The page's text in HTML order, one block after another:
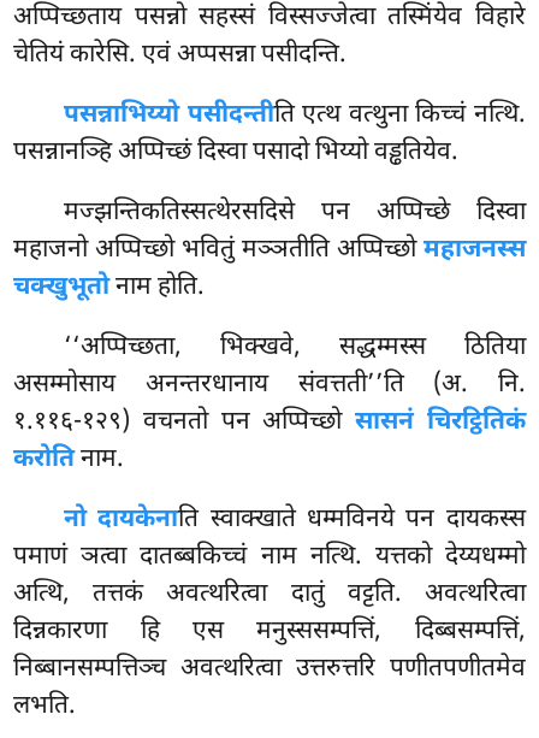
अप्पिच्छताय पसन्नो सहस्सं विस्सज्जेत्वा तस्मिंयेव विहारे
चेतियं कारेसि. एवं अप्पसन्ना पसीदन्ति.
पसन्नाभिय्यो पसीदन्तीति एत्थ वत्थुना किच्चं नत्थि.
पसन्नानञ्हि अप्पिच्छं दिस्वा पसादो भिय्यो वड्ढतियेव.
मज्झन्तिकतिस्सत्थेरसदिसे पन अप्पिच्छे दिस्वा
महाजनोअप्पिच्छो भवितुं मञ्ञतीति अप्पिच्छोमहाजनस्स
चक्खुभूतोनाम होति.
‘‘अप्पिच्छता, भिक्खवे, सद्धम्मस्स ठितिया
असम्मोसाय अनन्तरधानाय संवत्तती’’ति (अ. नि.
१.११६-१२९) वचनतो पन अप्पिच्छोसासनं चिरट्ठितिकं
करोतिनाम.
नो दायकेनाति स्वाक्खाते धम्मविनये पन दायकस्स
पमाणं ञत्वा दातब्बकिच्चं नाम नत्थि. यत्तको देय्यधम्मो
अत्थि, तत्तकं अवत्थरित्वा दातुं वट्टति. अवत्थरित्वा
दिन्नकारणा हि एस मनुस्ससम्पत्तिं, दिब्बसम्पत्तिं,
निब्बानसम्पत्तिञ्च अवत्थरित्वा उत्तरुत्तरि पणीतपणीतमेव
लभति.